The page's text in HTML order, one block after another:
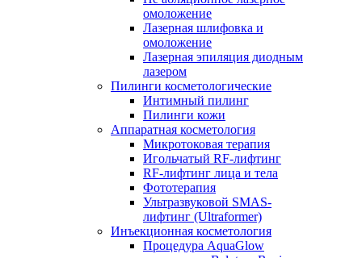
омоложение
Лазерная шлифовка и
омоложение
Лазерная эпиляция диодным
лазером
Пилинги косметологические
Интимный пилинг
Пилинги кожи
Аппаратная косметология
Микротоковая терапия
Игольчатый RF-лифтинг
RF-лифтинг лица и тела
Фототерапия
Ультразвуковой SMAS-
лифтинг (Ultraformer)
Инъекционная косметология
Процедура AquaGlow